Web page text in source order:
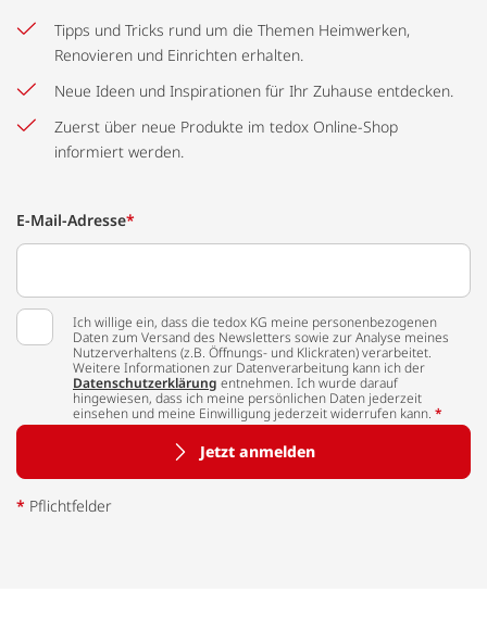
Tipps und Tricks rund um die Themen Heimwerken,
Renovieren und Einrichten erhalten.
Neue Ideen und Inspirationen für Ihr Zuhause entdecken.
Zuerst über neue Produkte im tedox Online-Shop
informiert werden.
E-Mail-Adresse*
Ich willige ein, dass die tedox KG meine personenbezogenen
Daten zum Versand des Newsletters sowie zur Analyse meines
Nutzerverhaltens (z.B. Öffnungs- und Klickraten) verarbeitet.
Weitere Informationen zur Datenverarbeitung kann ich der
Datenschutzerklärung entnehmen. Ich wurde darauf
hingewiesen, dass ich meine persönlichen Daten jederzeit
einsehen und meine Einwilligung jederzeit widerrufen kann. *
Jetzt anmelden
* Pflichtfelder